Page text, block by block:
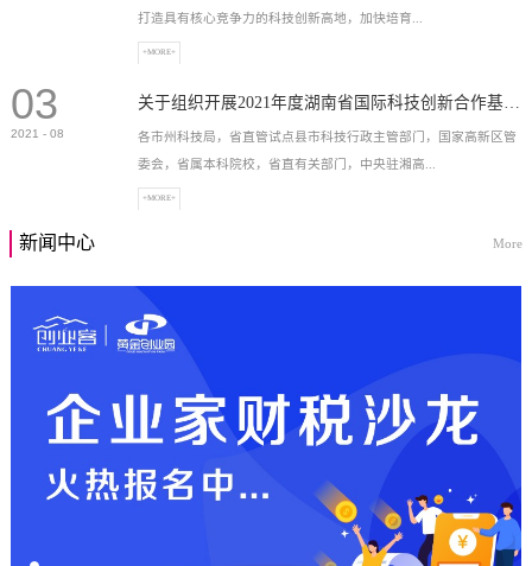
打造具有核心竞争力的科技创新高地，加快培育...
高新技术企业，充分...
+MORE+
03
2021 - 08
关于组织开展2021年度湖南省国际科技创新合作基地申报工作的通知
各市州科技局，省直管试点县市科技行政主管部门，国家高新区管
委会，省属本科院校，省直有关部门，中央驻湘高...
+MORE+
新闻中心 More